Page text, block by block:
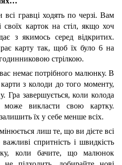
гравці ходять по черзі. Вам
своїх карток на стіл, якщо хоч
з якимось серед відкритих.
карту так, щоб їх було 6 на
годинниковою стрілкою.
немає потрібного малюнку. В
з колоди до того моменту,
Гра завершується, коли колода
може викласти свою картку.
їх у себе менше всіх.
лиш те, що ви дієте всі
спритність і швидкість
коли бачите, що малюнок